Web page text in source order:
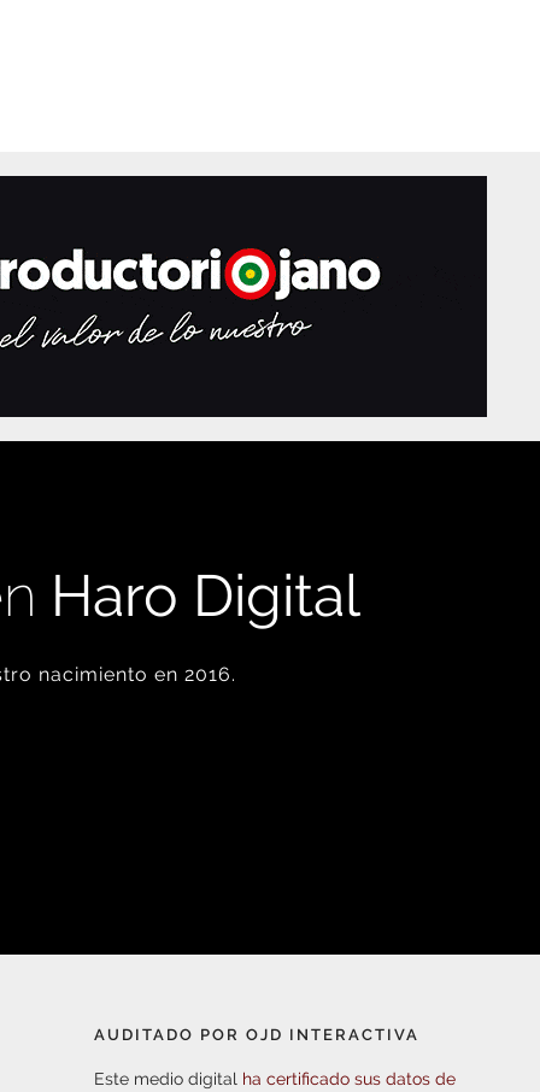
Haro Digital
nacimiento en 2016.
AUDITADO POR OJD INTERACTIVA
Este medio digital ha certificado sus datos de